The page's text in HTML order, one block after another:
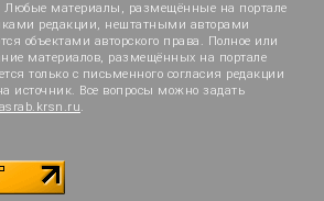
Любые материалы, размещённые на портале
редакции, нештатными авторами
объектами авторского права. Полное или
материалов, размещённых на портале
только с письменного согласия редакции
источник. Все вопросы можно задать
.